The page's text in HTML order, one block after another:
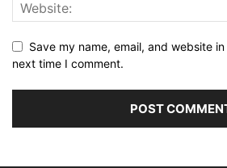
Save my name, email, and website
next time I comment.